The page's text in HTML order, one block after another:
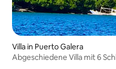
Villa in Puerto Galera
Abgeschiedene Villa mit 6